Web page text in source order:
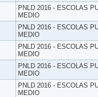
PNLD 2016 - ESCOLAS
MEDIO
PNLD 2016 - ESCOLAS
MEDIO
PNLD 2016 - ESCOLAS
MEDIO
PNLD 2016 - ESCOLAS
MEDIO
PNLD 2016 - ESCOLAS
MEDIO